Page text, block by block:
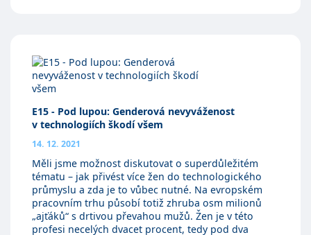
E15 - Pod lupou: Genderová nevyváženost
v technologiích škodí všem
14. 12. 2021
Měli jsme možnost diskutovat o superdůležitém
tématu – jak přivést více žen do technologického
průmyslu a zda je to vůbec nutné. Na evropském
pracovním trhu působí totiž zhruba osm milionů
„ajťáků“ s drtivou převahou mužů. Žen je v této
profesi necelých dvacet procent, tedy pod dva